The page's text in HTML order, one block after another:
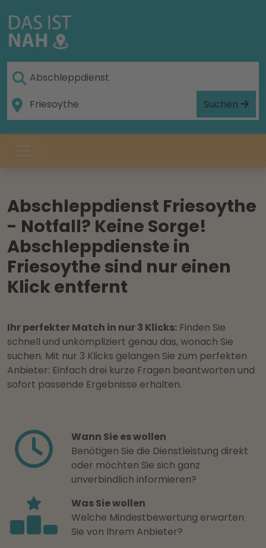
Suchen
Abschleppdienst Friesoythe
- Notfall? Keine Sorge!
Abschleppdienste in
Friesoythe sind nur einen
Klick entfernt
Ihr perfekter Match in nur 3 Klicks: Finden Sie
schnell und unkompliziert genau das, wonach Sie
suchen. Mit nur 3 Klicks gelangen Sie zum perfekten
Anbieter: Einfach drei kurze Fragen beantworten und
sofort passende Ergebnisse erhalten.
Wann Sie es wollen
Benötigen Sie die Dienstleistung direkt
oder möchten Sie sich ganz
unverbindlich informieren?
Was Sie wollen
Welche Mindestbewertung erwarten
Sie von Ihrem Anbieter?